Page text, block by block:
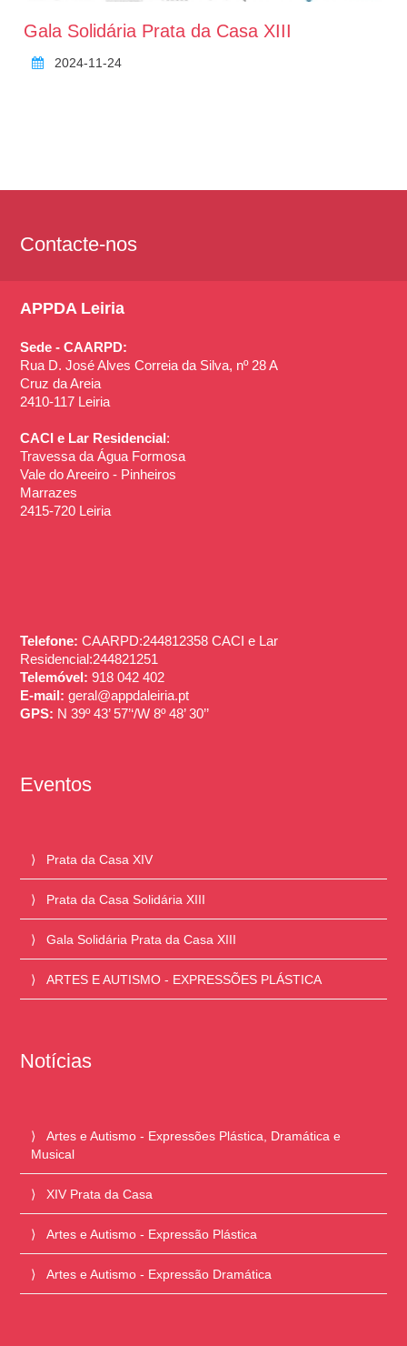
Gala Solidária Prata da Casa XIII
2024-11-24
Contacte-nos
APPDA Leiria
Sede - CAARPD:
Rua D. José Alves Correia da Silva, nº 28 A
Cruz da Areia
2410-117 Leiria
CACI e Lar Residencial:
Travessa da Água Formosa
Vale do Areeiro - Pinheiros
Marrazes
2415-720 Leiria
Telefone: CAARPD:244812358 CACI e Lar
Residencial:244821251
Telemóvel: 918 042 402
E-mail: geral@appdaleiria.pt
GPS: N 39º 43’ 57’‘/W 8º 48’ 30’’
Eventos
Prata da Casa XIV
Prata da Casa Solidária XIII
Gala Solidária Prata da Casa XIII
ARTES E AUTISMO - EXPRESSÕES PLÁSTICA
Notícias
Artes e Autismo - Expressões Plástica, Dramática e
Musical
XIV Prata da Casa
Artes e Autismo - Expressão Plástica
Artes e Autismo - Expressão Dramática